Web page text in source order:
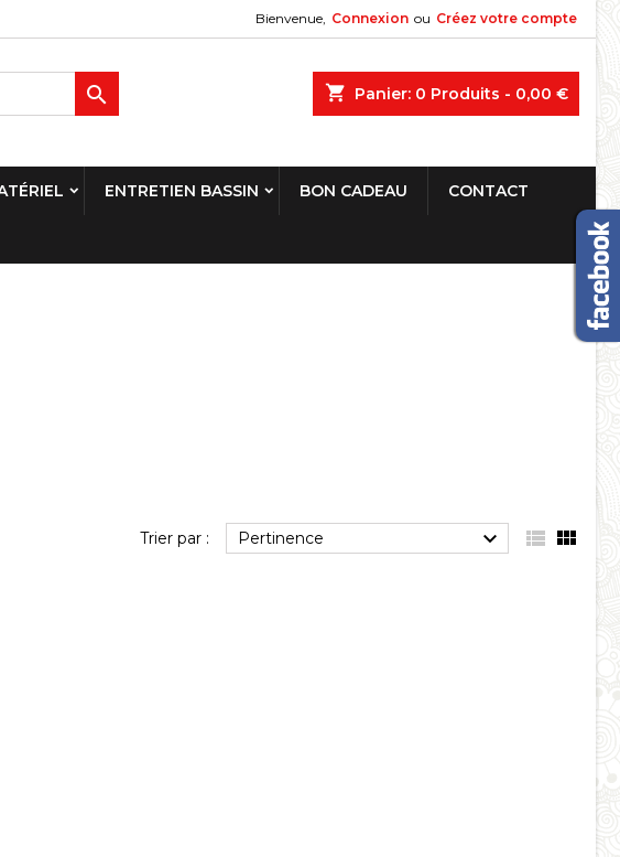
Bienvenue, Connexion ou Créez votre compte
shopping_cart Panier: 0 Produits - 0,00 €

ENTRETIEN BASSIN BON CADEAU CONTACT
Trier par : Pertinence   